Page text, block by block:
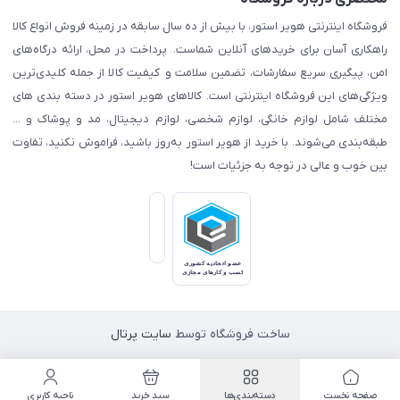
فروشگاه اینترنتی هویر استور، با بیش از ده سال سابقه در زمینه فروش انواع کالا
راهکاری آسان برای خریدهای آنلاین شماست. پرداخت در محل، ارائه درگاه‌های
امن، پیگیری سریع سفارشات، تضمین سلامت و کیفیت کالا از جمله کلیدی‌ترین
ویژگی‌های این فروشگاه اینترنتی است. کالاهای هویر استور در دسته بندی های
مختلف شامل لوازم خانگی، لوازم شخصی، لوازم دیجیتال، مد و پوشاک و ...
طبقه‌بندی می‌شوند. با خرید از هویر استور به‌روز باشید، فراموش نکنید، تفاوت
بین خوب و عالی در توجه به جزئیات است!
ساخت فروشگاه توسط سایت پرتال
صفحه نخست دسته‌بندی‌ها سبد خرید ناحیه کاربری